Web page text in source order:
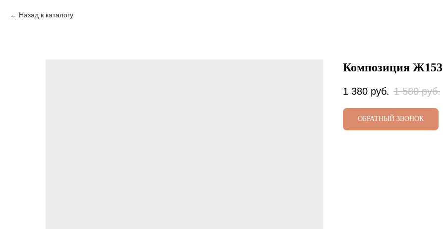
Назад к каталогу
Композиция Ж153
1 380 руб. 1 580 руб.
ОБРАТНЫЙ ЗВОНОК